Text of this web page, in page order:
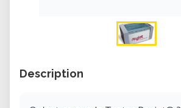
Description